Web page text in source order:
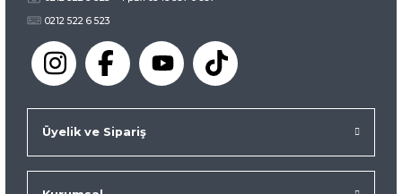
0212 522 6 523
Üyelik ve Sipariş